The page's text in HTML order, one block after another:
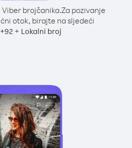
brojčanika.Za pozivanje
otok, birajte na sljedeći
+92 + Lokalni broj